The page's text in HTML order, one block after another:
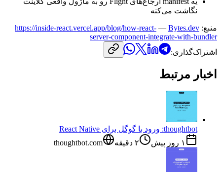
نگاشت می‌کنه
منبع: Bytes.dev
—
https://inside-react.vercel.app/blog/how-react-
server-component-integrate-with-bundler
اشتراک‌گذاری:
اخبار مرتبط
thoughtbot: ورود با گوگل برای React Native
۱ روز پیش
۲ دقیقه thoughtbot.com